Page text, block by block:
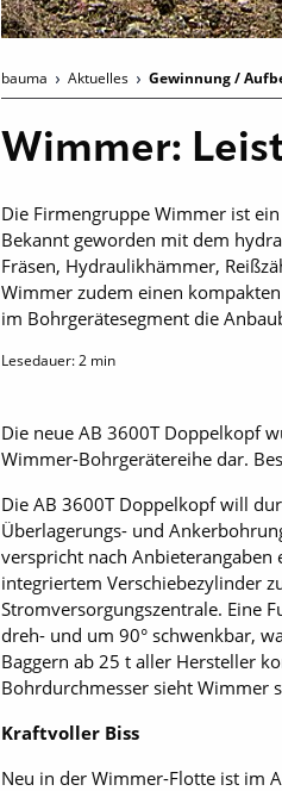
bauma Aktuelles Gewinnung /
Wimmer:
Die Firmengruppe Wimmer ist
Bekannt geworden mit dem
Fräsen, Hydraulik­hämmer,
Wimmer zudem einen
im Bohrgerätesegment die
Lesedauer:2 min
Die neue AB 3600T Doppelkopf
Wimmer-Bohrgerätereihe dar.
Die AB 3600T Doppelkopf will
Überlagerungs- und
verspricht nach
integriertem Verschiebezylinder
Stromversorgungszentrale. Eine
dreh- und um 90° schwenkbar,
Baggern ab 25 t aller Hersteller
Bohrdurchmesser sieht Wimmer
Kraftvoller Biss
Neu in der Wimmer-Flotte ist im